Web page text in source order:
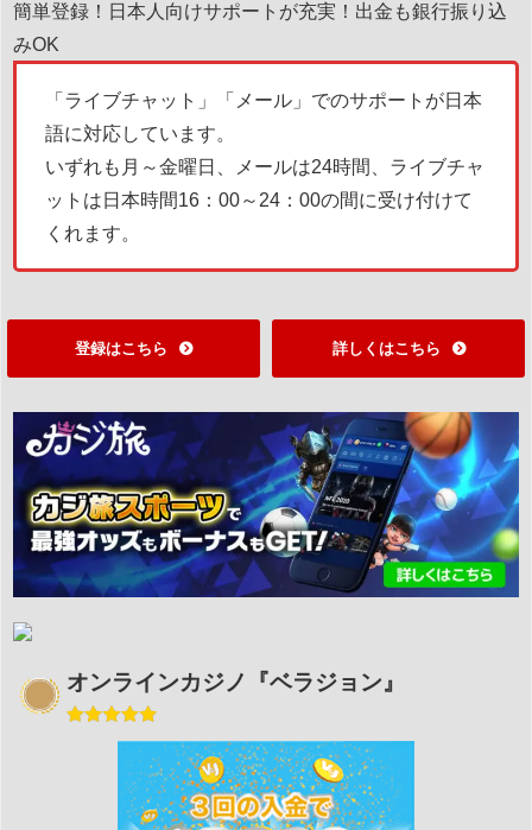
簡単登録！日本人向けサポートが充実！出金も銀行振り込
みOK
「ライブチャット」「メール」でのサポートが日本
語に対応しています。
いずれも月～金曜日、メールは24時間、ライブチャ
ットは日本時間16：00～24：00の間に受け付けて
くれます。
登録はこちら 詳しくはこちら
オンラインカジノ『ベラジョン』